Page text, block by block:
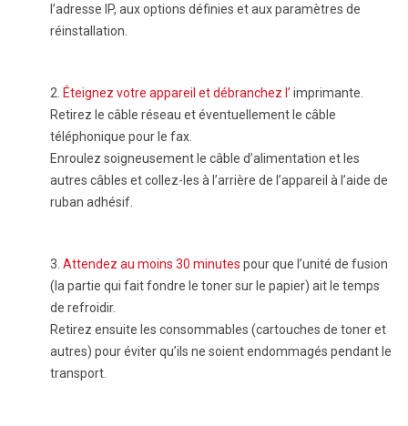
l’adresse IP, aux options définies et aux paramètres de
réinstallation.
2. Éteignez votre appareil et débranchez l’ imprimante.
Retirez le câble réseau et éventuellement le câble
téléphonique pour le fax.
Enroulez soigneusement le câble d’alimentation et les
autres câbles et collez-les à l’arrière de l’appareil à l’aide de
ruban adhésif.
3. Attendez au moins 30 minutes pour que l’unité de fusion
(la partie qui fait fondre le toner sur le papier) ait le temps
de refroidir.
Retirez ensuite les consommables (cartouches de toner et
autres) pour éviter qu’ils ne soient endommagés pendant le
transport.